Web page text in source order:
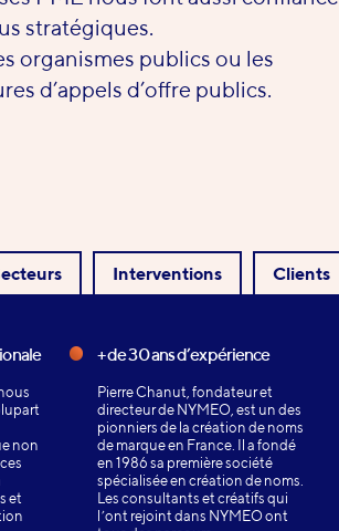
stratégiques.
organismes publics ou les
d’appels d’offre publics.
Interventions Clients
non
et
+ de 30 ans d’expérience
Pierre Chanut, fondateur et
directeur de NYMEO, est un des
pionniers de la création de noms
de marque en France. Il a fondé
en 1986 sa première société
spécialisée en création de noms.
Les consultants et créatifs qui
l’ont rejoint dans NYMEO ont